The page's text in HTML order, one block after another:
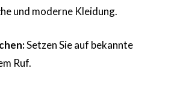
und moderne Kleidung.
Setzen Sie auf bekannte
Ruf.